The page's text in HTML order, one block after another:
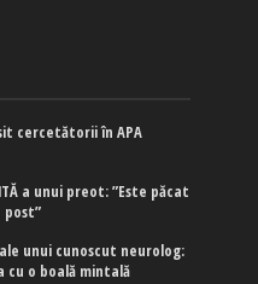
cercetătorii în APA
a unui preot: ”Este păcat
post”
unui cunoscut neurolog:
cu o boală mintală